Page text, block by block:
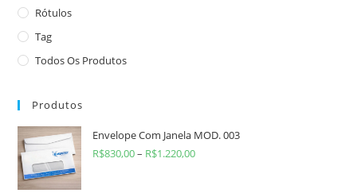
Rótulos
Tag
Todos Os Produtos
Produtos
Envelope Com Janela MOD. 003
R$830,00– R$1.220,00